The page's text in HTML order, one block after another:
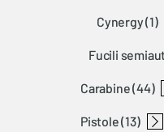
cynergy(1)
fucili
carabine(44)
pistole(13)